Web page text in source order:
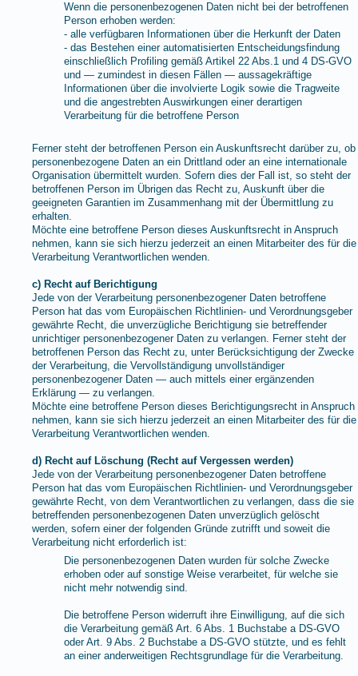
Wenn die personenbezogenen Daten nicht bei der betroffenen
Person erhoben werden:
- alle verfügbaren Informationen über die Herkunft der Daten
- das Bestehen einer automatisierten Entscheidungsfindung
einschließlich Profiling gemäß Artikel 22 Abs.1 und 4 DS-GVO
und — zumindest in diesen Fällen — aussagekräftige
Informationen über die involvierte Logik sowie die Tragweite
und die angestrebten Auswirkungen einer derartigen
Verarbeitung für die betroffene Person
Ferner steht der betroffenen Person ein Auskunftsrecht darüber zu, ob
personenbezogene Daten an ein Drittland oder an eine internationale
Organisation übermittelt wurden. Sofern dies der Fall ist, so steht der
betroffenen Person im Übrigen das Recht zu, Auskunft über die
geeigneten Garantien im Zusammenhang mit der Übermittlung zu
erhalten.
Möchte eine betroffene Person dieses Auskunftsrecht in Anspruch
nehmen, kann sie sich hierzu jederzeit an einen Mitarbeiter des für die
Verarbeitung Verantwortlichen wenden.
c) Recht auf Berichtigung
Jede von der Verarbeitung personenbezogener Daten betroffene
Person hat das vom Europäischen Richtlinien- und Verordnungsgeber
gewährte Recht, die unverzügliche Berichtigung sie betreffender
unrichtiger personenbezogener Daten zu verlangen. Ferner steht der
betroffenen Person das Recht zu, unter Berücksichtigung der Zwecke
der Verarbeitung, die Vervollständigung unvollständiger
personenbezogener Daten — auch mittels einer ergänzenden
Erklärung — zu verlangen.
Möchte eine betroffene Person dieses Berichtigungsrecht in Anspruch
nehmen, kann sie sich hierzu jederzeit an einen Mitarbeiter des für die
Verarbeitung Verantwortlichen wenden.
d) Recht auf Löschung (Recht auf Vergessen werden)
Jede von der Verarbeitung personenbezogener Daten betroffene
Person hat das vom Europäischen Richtlinien- und Verordnungsgeber
gewährte Recht, von dem Verantwortlichen zu verlangen, dass die sie
betreffenden personenbezogenen Daten unverzüglich gelöscht
werden, sofern einer der folgenden Gründe zutrifft und soweit die
Verarbeitung nicht erforderlich ist:
Die personenbezogenen Daten wurden für solche Zwecke
erhoben oder auf sonstige Weise verarbeitet, für welche sie
nicht mehr notwendig sind.
Die betroffene Person widerruft ihre Einwilligung, auf die sich
die Verarbeitung gemäß Art. 6 Abs. 1 Buchstabe a DS-GVO
oder Art. 9 Abs. 2 Buchstabe a DS-GVO stützte, und es fehlt
an einer anderweitigen Rechtsgrundlage für die Verarbeitung.